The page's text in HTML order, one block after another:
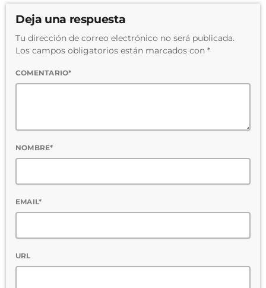
Deja una respuesta
Tu dirección de correo electrónico no será publicada.
Los campos obligatorios están marcados con *
COMENTARIO*
NOMBRE*
EMAIL*
URL